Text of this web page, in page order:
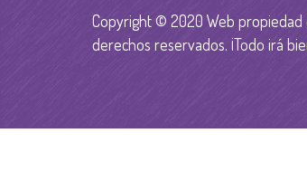
Copyright © 2020 Web propiedad
derechos reservados. ¡Todo irá